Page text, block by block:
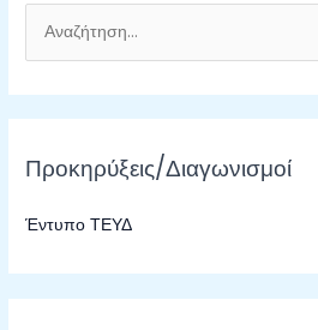
ν
α
ή
η
η
Προκηρύξεις/Διαγωνισμοί
Έντυπο ΤΕΥΔ